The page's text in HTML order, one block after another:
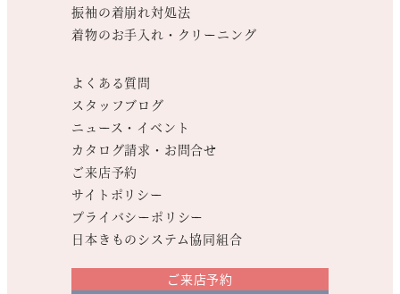
振袖の着崩れ対処法
着物のお手入れ・クリーニング
よくある質問
スタッフブログ
ニュース・イベント
カタログ請求・お問合せ
ご来店予約
サイトポリシー
プライバシーポリシー
日本きものシステム協同組合
ご来店予約